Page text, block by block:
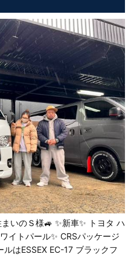
いのＳ様🚙 ✨新車✨ トヨタ ハ
イトパール✨ CRSパッケージ
ルはESSEX EC-17 ブラックフ